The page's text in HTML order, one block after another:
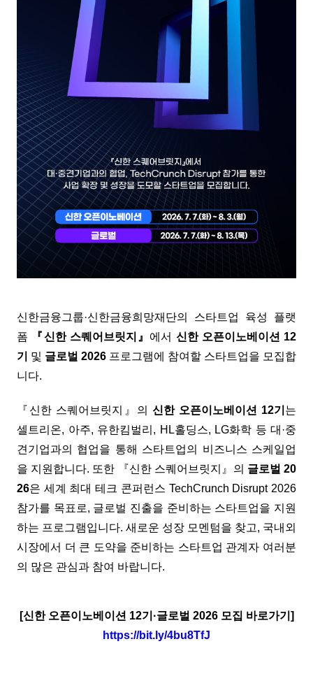
신한금융그룹·신한금융희망재단의 스타트업 육성 플랫
폼
『신한 스퀘어브릿지』 에서 신한 오픈이노베이션 12
기
및 글로벌 2026 프로그램에 참여할 스타트업을 모집합
니다.
『신한 스퀘어브릿지』의 신한 오픈이노베이션 12기 는
셀트리온, 아주, 유한킴벌리, HL홀딩스, LG화학 등 대·중
견기업과의 협업을 통해 스타트업의 비즈니스 스케일업
을 지원합니다. 또한 『신한 스퀘어브릿지』의 글로벌 20
26은 세계 최대 테크 콘퍼런스 TechCrunch Disrupt 2026
참가를 목표로, 글로벌 진출을 준비하는 스타트업을 지원
하는 프로그램입니다. 새로운 성장 모멘텀을 찾고, 국내외
시장에서 더 큰 도약을 준비하는 스타트업 관계자 여러분
의 많은 관심과 참여 바랍니다.
[신한 오픈이노베이션 12기·글로벌 2026 모집 바로가기]
https://bit.ly/4bu8TfJ